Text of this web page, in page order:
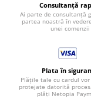
Consultanță
Ai parte de consultanță
partea noastră în
unei comenzii
Plata în
Plățile tale cu cardul vor
protejate datorită
plăți Netopia